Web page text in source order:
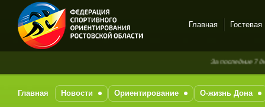
Спортивное
на-Дону
Главная Гостевая
За последние 7 дней
Главная Новости Ориентирование О-жизнь Дона